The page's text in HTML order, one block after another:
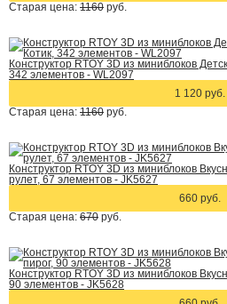
Старая цена: 1160 руб.
Конструктор RTOY 3D из миниблоков
342 элементов - WL2097
1 120 руб.
Старая цена: 1160 руб.
Конструктор RTOY 3D из миниблоков
рулет, 67 элементов - JK5627
660 руб.
Старая цена: 670 руб.
Конструктор RTOY 3D из миниблоков
90 элементов - JK5628